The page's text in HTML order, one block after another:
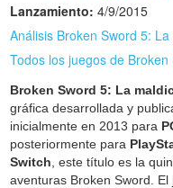
Lanzamiento: 4/9/2015
Análisis Broken Sword 5:
Todos los juegos de Broken
Broken Sword 5: La
gráfica desarrollada y
inicialmente en 2013 para
posteriormente para
Switch , este título es la
aventuras Broken Sword.